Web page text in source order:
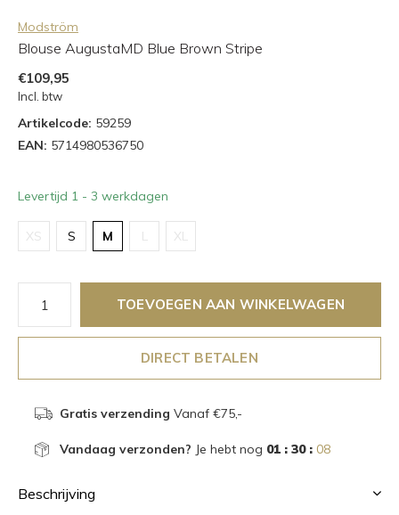
Modström
Blouse AugustaMD Blue Brown Stripe
€109,95
Incl. btw
Artikelcode: 59259
EAN: 5714980536750
Levertijd 1 - 3 werkdagen
XS S M L XL
TOEVOEGEN AAN WINKELWAGEN
DIRECT BETALEN
Gratis verzending Vanaf €75,-
Vandaag verzonden? Je hebt nog 01 : 30 : 08
Beschrijving